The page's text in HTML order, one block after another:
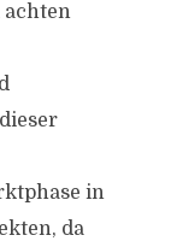
achten
in
da